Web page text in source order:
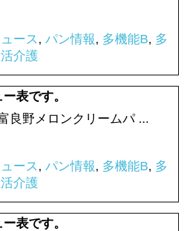
ース, パン情報, 多機能B, 多
介護
表です。
野メロンクリームパ ...
ース, パン情報, 多機能B, 多
介護
表です。